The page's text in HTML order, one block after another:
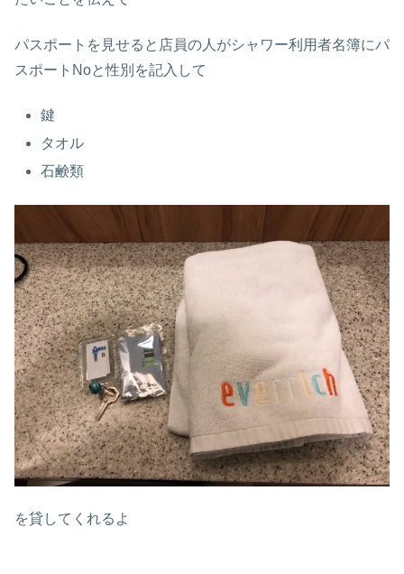
パスポートを見せると店員の人がシャワー利用者名簿にパ
スポートNoと性別を記入して
鍵
タオル
石鹸類
を貸してくれるよ